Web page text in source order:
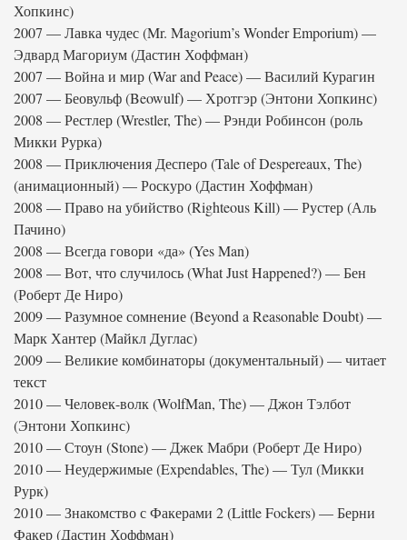
Хопкинс)
2007 — Лавка чудес (Mr. Magorium’s Wonder Emporium) —
Эдвард Магориум (Дастин Хоффман)
2007 — Война и мир (War and Peace) — Василий Курагин
2007 — Беовульф (Beowulf) — Хротгэр (Энтони Хопкинс)
2008 — Рестлер (Wrestler, The) — Рэнди Робинсон (роль
Микки Рурка)
2008 — Приключения Десперо (Tale of Despereaux, The)
(анимационный) — Роскуро (Дастин Хоффман)
2008 — Право на убийство (Righteous Kill) — Рустер (Аль
Пачино)
2008 — Всегда говори «да» (Yes Man)
2008 — Вот, что случилось (What Just Happened?) — Бен
(Роберт Де Ниро)
2009 — Разумное сомнение (Beyond a Reasonable Doubt) —
Марк Хантер (Майкл Дуглас)
2009 — Великие комбинаторы (документальный) — читает
текст
2010 — Человек-волк (WolfMan, The) — Джон Тэлбот
(Энтони Хопкинс)
2010 — Стоун (Stone) — Джек Мабри (Роберт Де Ниро)
2010 — Неудержимые (Expendables, The) — Тул (Микки
Рурк)
2010 — Знакомство с Факерами 2 (Little Fockers) — Берни
Факер (Дастин Хоффман)